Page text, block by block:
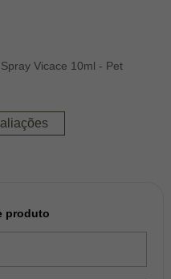
Vicace 10ml - Pet
produto